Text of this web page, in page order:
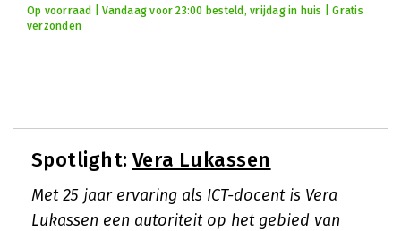
Op voorraad | Vandaag voor 23:00 besteld, vrijdag in huis | Gratis
verzonden
Spotlight: Vera Lukassen
Met 25 jaar ervaring als ICT-docent is Vera
Lukassen een autoriteit op het gebied van